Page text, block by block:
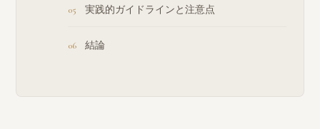
実践的ガイドラインと注意点
結論